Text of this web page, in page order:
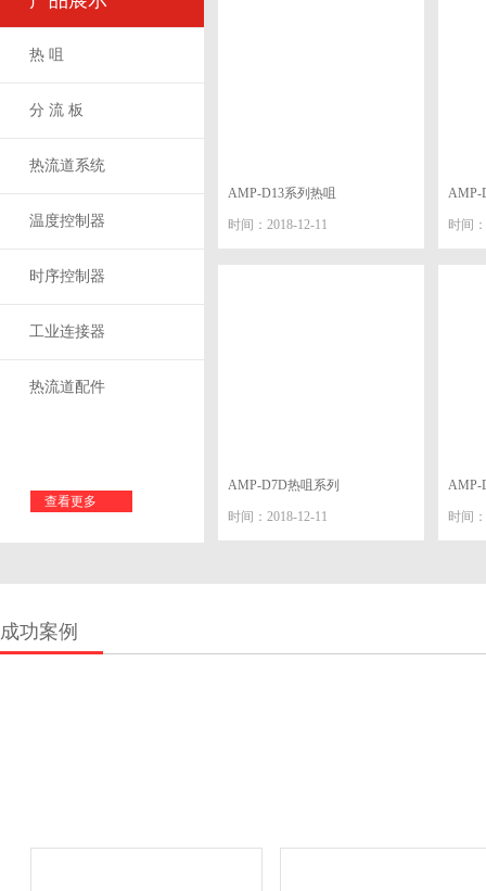
热 咀
分 流 板
热流道系统
温度控制器
时序控制器
工业连接器
热流道配件
查看更多
AMP-D13系列热咀
时间：2018-12-11
AMP-
时间
AMP-D7D热咀系列
时间：2018-12-11
AMP-
时间
成功案例